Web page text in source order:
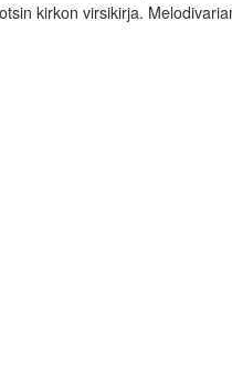
kirkon virsikirja.